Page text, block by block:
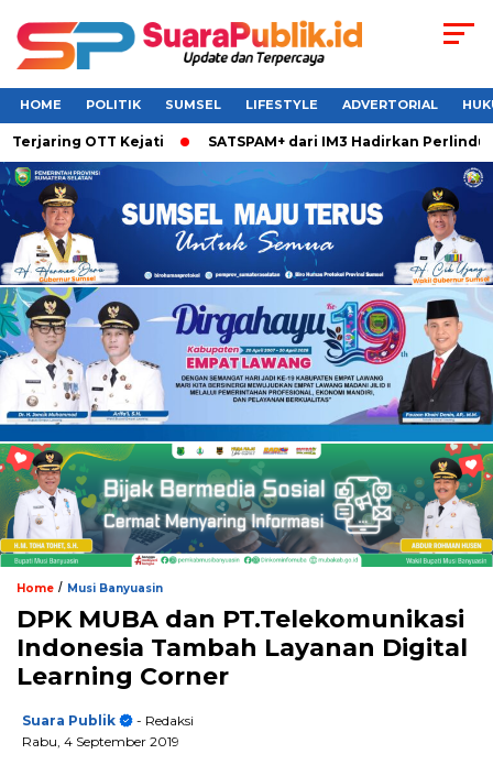
HOME POLITIK SUMSEL LIFESTYLE ADVERTORIAL
OTT Kejati SATSPAM+ dari IM3 Hadirkan Perlindungan
Home / Musi Banyuasin
DPK MUBA dan PT.Telekomunikasi
Indonesia Tambah Layanan Digital
Learning Corner
Suara Publik
- Redaksi
Rabu, 4 September 2019